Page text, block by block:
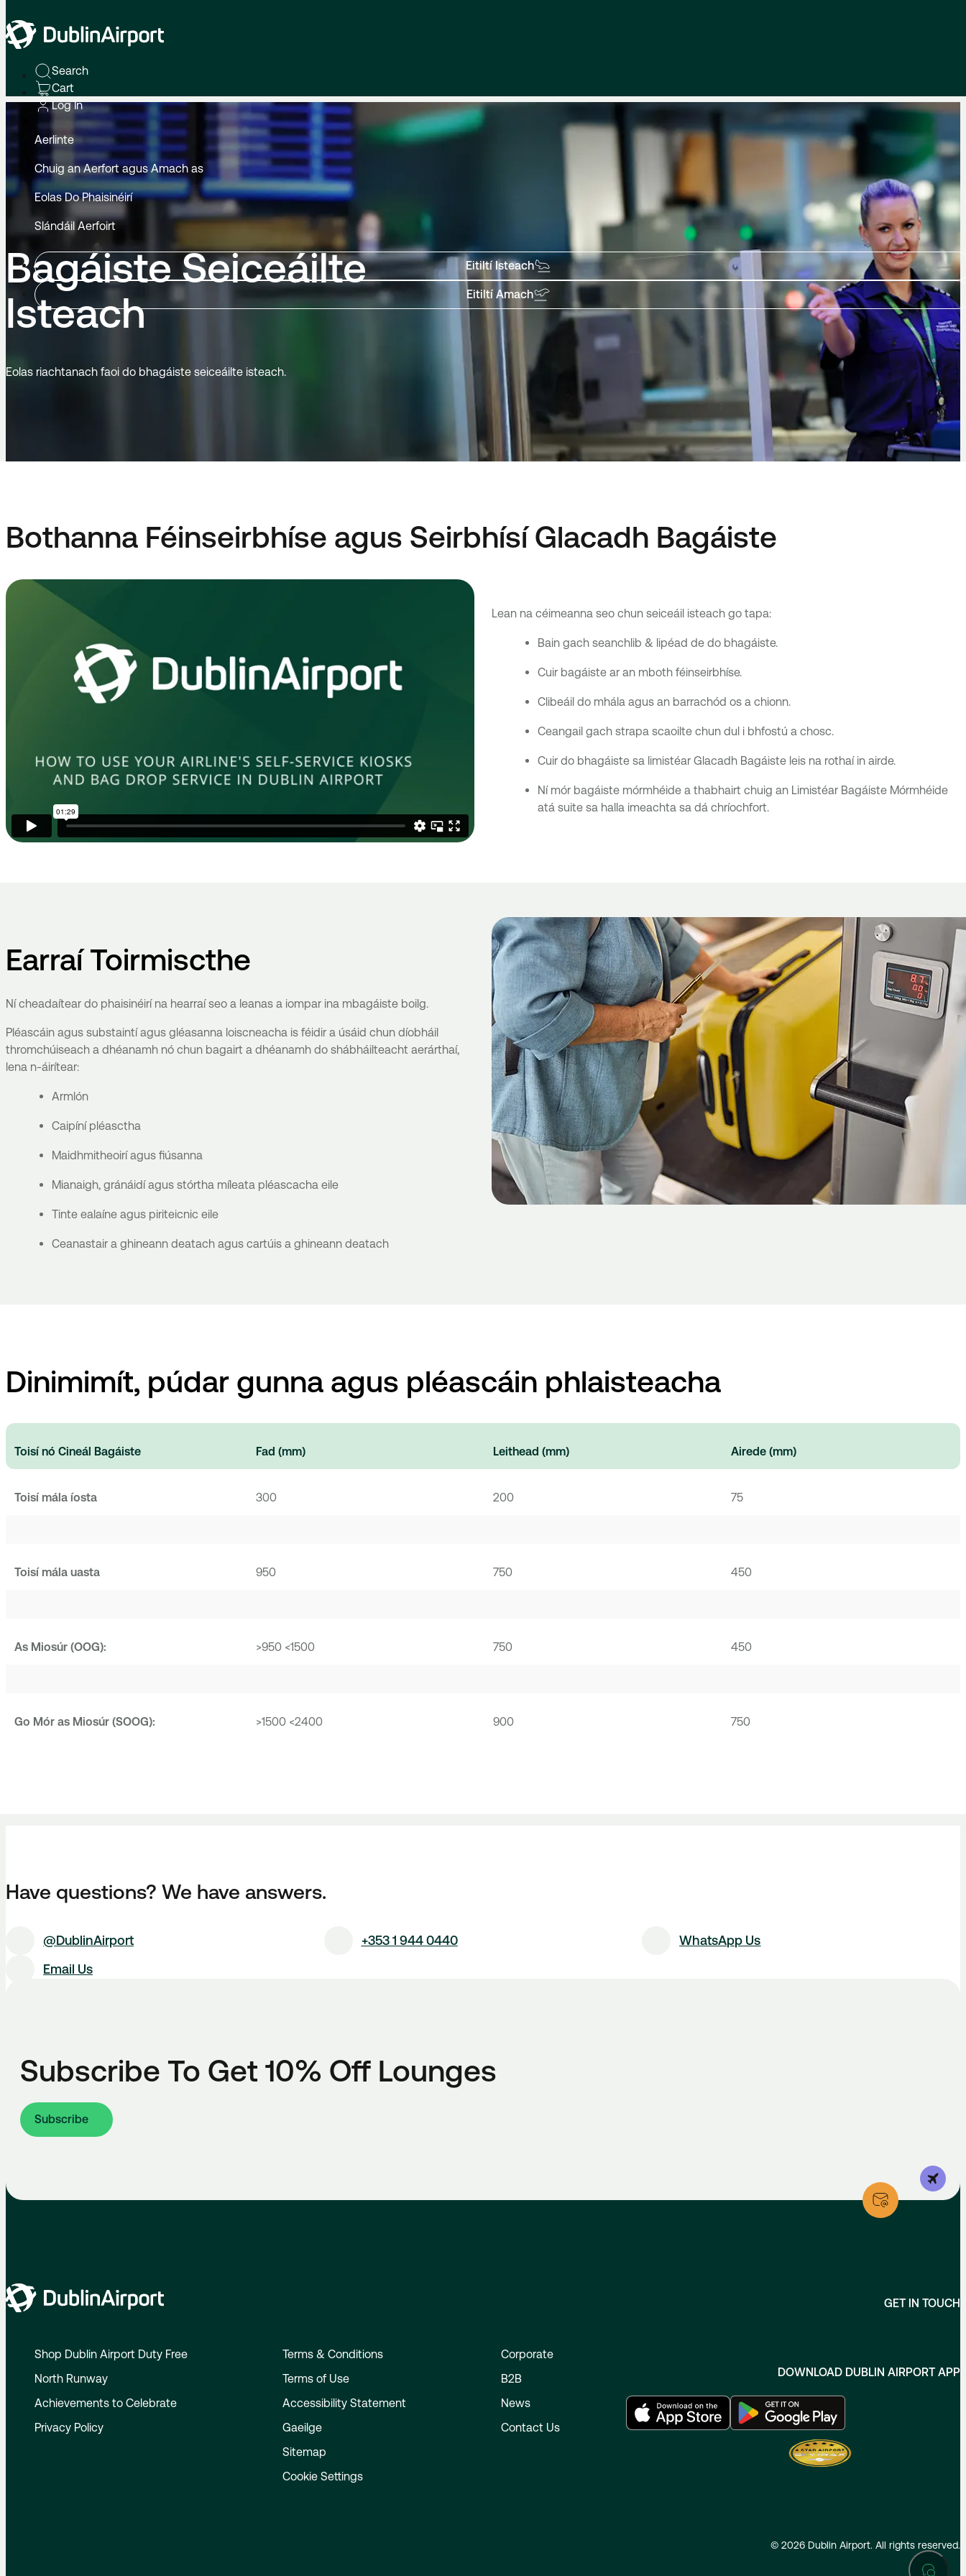
Search
Cart
Log In
Aerlinte
Chuig an Aerfort agus Amach as
Eolas Do Phaisinéirí
Slándáil Aerfoirt
Eitiltí Isteach
Eitiltí Amach
Bagáiste Seiceáilte
Isteach
Eolas riachtanach faoi do bhagáiste seiceáilte isteach.
Home Gaeilge Slándáil Aerfoirt
Bothanna Féinseirbhíse agus Seirbhísí Glacadh Bagáiste
Lean na céimeanna seo chun seiceáil isteach go tapa:
Bain gach seanchlib & lipéad de do bhagáiste.
Cuir bagáiste ar an mboth féinseirbhíse.
Clibeáil do mhála agus an barrachód os a chionn.
Ceangail gach strapa scaoilte chun dul i bhfostú a chosc.
Cuir do bhagáiste sa limistéar Glacadh Bagáiste leis na rothaí in airde.
Ní mór bagáiste mórmhéide a thabhairt chuig an Limistéar Bagáiste Mórmhéide
atá suite sa halla imeachta sa dá chríochfort.
Earraí Toirmiscthe
Ní cheadaítear do phaisinéirí na hearraí seo a leanas a iompar ina mbagáiste boilg.
Pléascáin agus substaintí agus gléasanna loiscneacha is féidir a úsáid chun díobháil
thromchúiseach a dhéanamh nó chun bagairt a dhéanamh do shábháilteacht aerárthaí,
lena n-áirítear:
Armlón
Caipíní pléasctha
Maidhmitheoirí agus fiúsanna
Mianaigh, gránáidí agus stórtha míleata pléascacha eile
Tinte ealaíne agus piriteicnic eile
Ceanastair a ghineann deatach agus cartúis a ghineann deatach
Dinimimít, púdar gunna agus pléascáin phlaisteacha
Toisí nó Cineál Bagáiste Fad (mm) Leithead (mm) Airede (mm)
Toisí mála íosta 300 200 75
Toisí mála uasta 950 750 450
As Miosúr (OOG): >950 <1500 750 450
Go Mór as Miosúr (SOOG): >1500 <2400 900 750
Have questions? We have answers.
@DublinAirport +353 1 944 0440
WhatsApp Us
Email Us
Subscribe To Get 10% Off Lounges
Subscribe
Shop Dublin Airport Duty Free
North Runway
Achievements to Celebrate
Privacy Policy
Terms & Conditions
Terms of Use
Accessibility Statement
Gaeilge
Sitemap
Cookie Settings
Corporate
B2B
News
Contact Us
GET IN TOUCH
DOWNLOAD DUBLIN AIRPORT APP
© 2026 Dublin Airport. All rights reserved.